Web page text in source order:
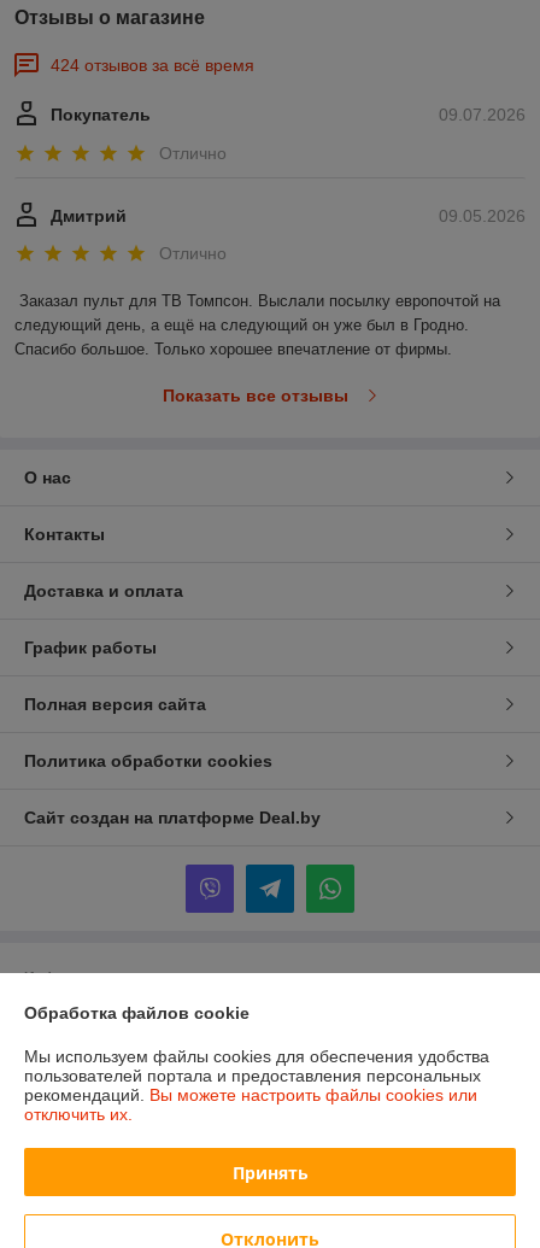
Отзывы о магазине
424 отзывов за всё время
09.07.2026
Покупатель
Отлично
09.05.2026
Дмитрий
Отлично
Заказал пульт для ТВ Томпсон. Выслали посылку европочтой на
следующий день, а ещё на следующий он уже был в Гродно.
Спасибо большое. Только хорошее впечатление от фирмы.
Показать все отзывы
О нас
Контакты
Доставка и оплата
График работы
Полная версия сайта
Политика обработки cookies
Сайт создан на платформе Deal.by
Информация для покупателя
Юридическое лицо:ИП Дрягилев Виталий Геннадьевич
Регистрационный номер ЕГР: 193410039
УНП: 193410039
Регистрационный орган: Мингорисполком
Дата регистрации компании: 09.04.2020
"ЭКСПОБЕЛ" пересечение Логойского тракта и МКАД, Новый блок
Обработка файлов cookie
Мы используем файлы cookies для обеспечения удобства
пользователей портала и предоставления персональных
рекомендаций. Вы можете настроить файлы cookies или
отключить их.
Принять
Отклонить